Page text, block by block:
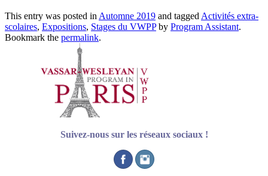
This entry was posted in Automne 2019 and tagged Activités extra-
scolaires, Expositions, Stages du VWPPby Program Assistant.
Bookmark the permalink.
Suivez-nous sur les réseaux sociaux !